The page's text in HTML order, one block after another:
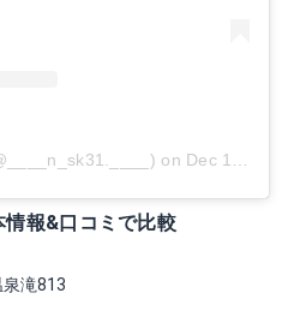
on Dec 11, 2018 at 8:48am PST
情報&口コミで比較
泉滝813